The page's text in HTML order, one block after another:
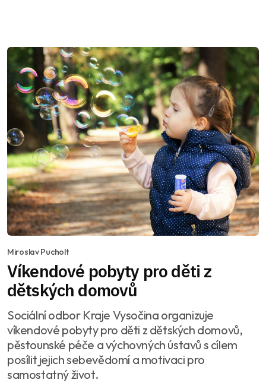
Miroslav Pucholt
Víkendové pobyty pro děti z
dětských domovů
Sociální odbor Kraje Vysočina organizuje
víkendové pobyty pro děti z dětských domovů,
pěstounské péče a výchovných ústavů s cílem
posílit jejich sebevědomí a motivaci pro
samostatný život.